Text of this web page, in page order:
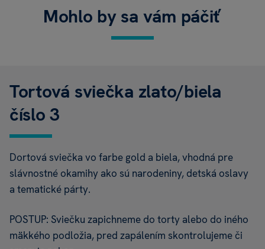
Mohlo by sa vám páčiť
Tortová sviečka zlato/biela
číslo 3
Dortová sviečka vo farbe gold a biela, vhodná pre
slávnostné okamihy ako sú narodeniny, detská oslavy
a tematické párty.
POSTUP: Sviečku zapichneme do torty alebo do iného
mäkkého podložia, pred zapálením skontrolujeme či